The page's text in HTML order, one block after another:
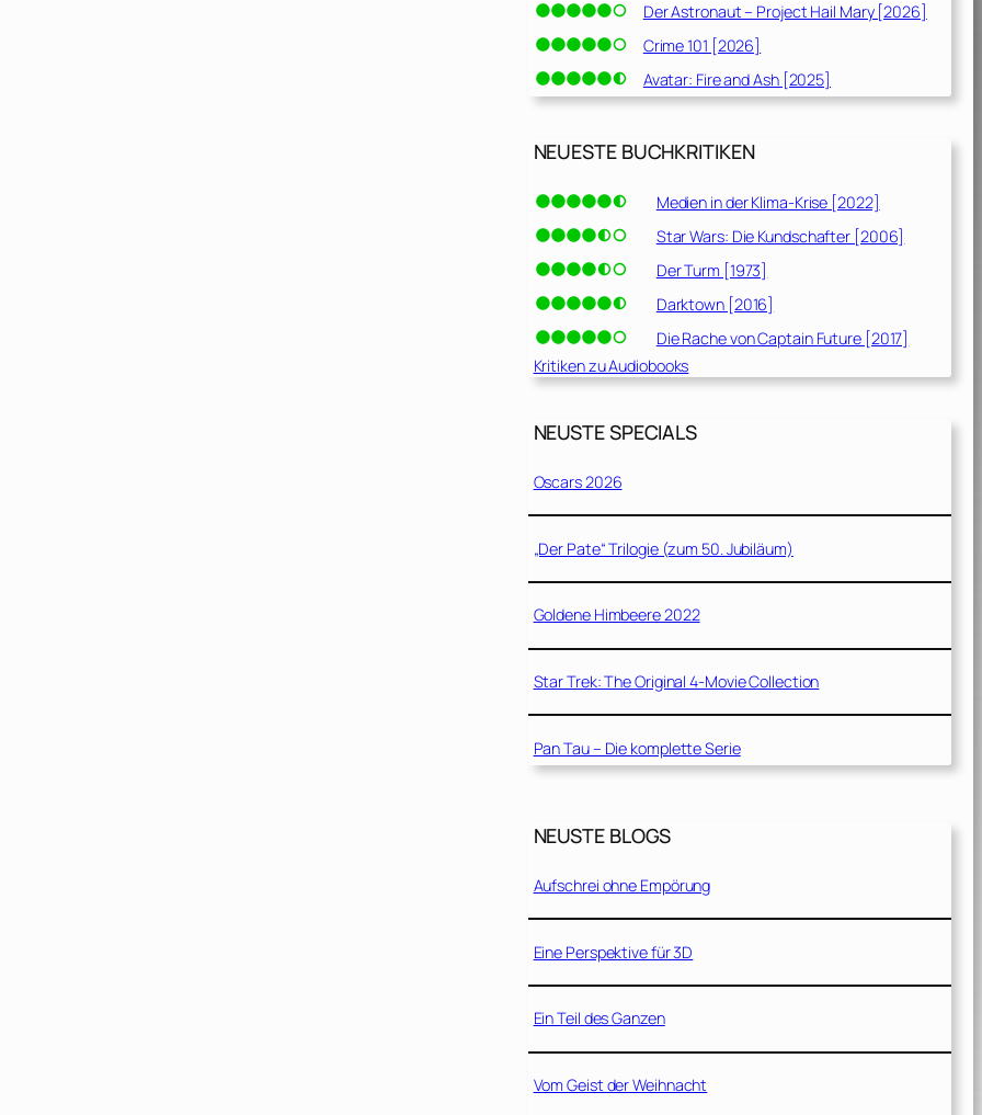
Der Astronaut – Project Hail Mary [2026]
Crime 101 [2026]
Avatar: Fire and Ash [2025]
NEUESTE BUCHKRITIKEN
Medien in der Klima-Krise [2022]
Star Wars: Die Kundschafter [2006]
Der Turm [1973]
Darktown [2016]
Die Rache von Captain Future [2017]
Kritiken zu Audiobooks
NEUSTE SPECIALS
Oscars 2026
„Der Pate“ Trilogie (zum 50. Jubiläum)
Goldene Himbeere 2022
Star Trek: The Original 4-Movie Collection
Pan Tau – Die komplette Serie
NEUSTE BLOGS
Aufschrei ohne Empörung
Eine Perspektive für 3D
Ein Teil des Ganzen
Vom Geist der Weihnacht